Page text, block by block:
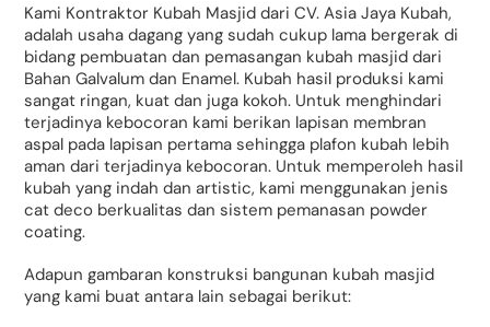
Kami Kontraktor Kubah Masjid dari CV. Asia Jaya Kubah,
adalah usaha dagang yang sudah cukup lama bergerak di
bidang pembuatan dan pemasangan kubah masjid dari
Bahan Galvalum dan Enamel. Kubah hasil produksi kami
sangat ringan, kuat dan juga kokoh. Untuk menghindari
terjadinya kebocoran kami berikan lapisan membran
aspal pada lapisan pertama sehingga plafon kubah lebih
aman dari terjadinya kebocoran. Untuk memperoleh hasil
kubah yang indah dan artistic, kami menggunakan jenis
cat deco berkualitas dan sistem pemanasan powder
coating.
Adapun gambaran konstruksi bangunan kubah masjid
yang kami buat antara lain sebagai berikut: